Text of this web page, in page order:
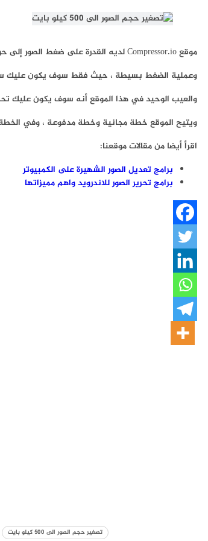
موقع Compressor.io لديه القدرة على ضغط الصور إلى حوالي 10 % من حجمها الأصلي.
وعملية الضغط بسيطة ، حيث فقط سوف يكون عليك
والعيب الوحيد في هذا الموقع أنه سوف يكون عليك
ويتيح الموقع خطة مجانية وخطة مدفوعة ، وفي
اقرأ أيضا من مقالات موقعنا:
برامج تعديل الصور الشهيرة على الكمبيوتر
برامج تحرير الصور للاندرويد واهم مميزاتها
تصغير حجم الصور الى 500 كيلو بايت